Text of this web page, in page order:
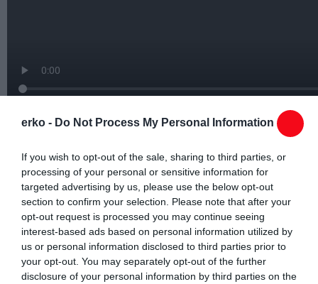
erko - Do Not Process My Personal Information
If you wish to opt-out of the sale, sharing to third parties, or
processing of your personal or sensitive information for
targeted advertising by us, please use the below opt-out
section to confirm your selection. Please note that after your
opt-out request is processed you may continue seeing
interest-based ads based on personal information utilized by
us or personal information disclosed to third parties prior to
your opt-out. You may separately opt-out of the further
disclosure of your personal information by third parties on the